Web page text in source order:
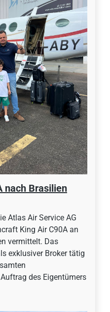
nach Brasilien
Atlas Air Service AG
King Air C90A an
vermittelt. Das
exklusiver Broker tätig
des Eigentümers